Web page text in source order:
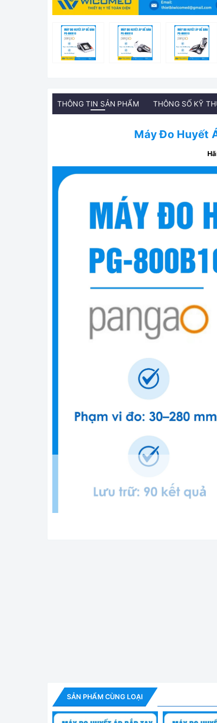
THÔNG TIN SẢN PHẨM THÔNG SỐ KỸ
Máy Đo Huyết
✅ Tích hợp công nghệ cảm biến thông minh và
ngay cả trong điều kiện sinh lý thay đổi.
SẢN PHẨM CÙNG LOẠI